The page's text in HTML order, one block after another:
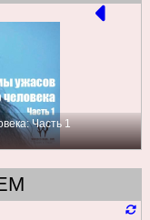
Часть 1